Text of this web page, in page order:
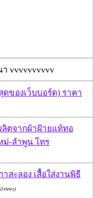
vvvvvvvvvv
ของเว็บบอร์ด) ราคา
ลิตจากผ้าฝ้ายแท้ทอ
ม่-ลำพูน โทร
สะลอง เสื้อใส่งานพิธี